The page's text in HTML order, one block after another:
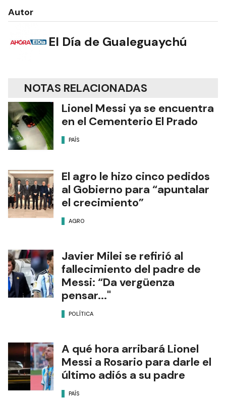
Autor
El Día de Gualeguaychú
NOTAS RELACIONADAS
Lionel Messi ya se encuentra
en el Cementerio El Prado
PAÍS
El agro le hizo cinco pedidos
al Gobierno para “apuntalar
el crecimiento”
AGRO
Javier Milei se refirió al
fallecimiento del padre de
Messi: “Da vergüenza
pensar..."
POLÍTICA
A qué hora arribará Lionel
Messi a Rosario para darle el
último adiós a su padre
PAÍS